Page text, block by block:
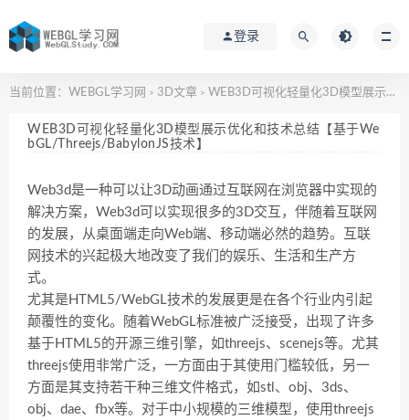
登录
当前位置： WEBGL学习网 > 3D文章 > WEB3D可视化轻量化3D模型展示优化和技术总结【基于WebGL/Threejs/BabylonJS技术】
WEB3D可视化轻量化3D模型展示优化和技术总结【基于We
bGL/Threejs/BabylonJS技术】
Web3d是一种可以让3D动画通过互联网在浏览器中实现的
解决方案，Web3d可以实现很多的3D交互，伴随着互联网
的发展，从桌面端走向Web端、移动端必然的趋势。互联
网技术的兴起极大地改变了我们的娱乐、生活和生产方
式。
尤其是HTML5/WebGL技术的发展更是在各个行业内引起
颠覆性的变化。随着WebGL标准被广泛接受，出现了许多
基于HTML5的开源三维引擎，如threejs、scenejs等。尤其
threejs使用非常广泛，一方面由于其使用门槛较低，另一
方面是其支持若干种三维文件格式，如stl、obj、3ds、
obj、dae、fbx等。对于中小规模的三维模型，使用threejs